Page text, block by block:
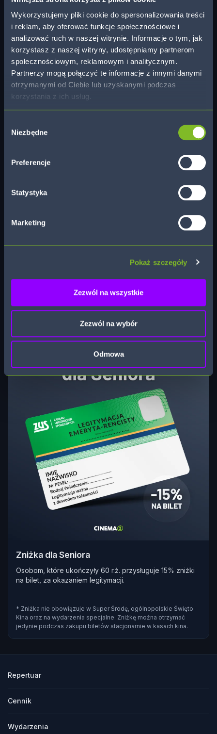
Wykorzystujemy pliki cookie do spersonalizowania treści
i reklam, aby oferować funkcje społecznościowe i
analizować ruch w naszej witrynie. Informacje o tym, jak
korzystasz z naszej witryny, udostępniamy partnerom
społecznościowym, reklamowym i analitycznym.
Partnerzy mogą połączyć te informacje z innymi danymi
otrzymanymi od Ciebie lub uzyskanymi podczas
korzystania z ich usług.
zgody
Niezbędne
Preferencje
Statystyka
Marketing
Pokaż szczegóły
Zezwól na wszystkie
Zezwól na wybór
Odmowa
Kina oraz na wydarzenia specjalne. Zniżkę można otrzymać
jedynie podczas zakupu biletów stacjonarnie w kasach kina.
Karta Mieszkańca Gdańska
Honorujemy Kartę Mieszkańca Gdańska, która upoważnia
Kina oraz na wydarzenia specjalne. Zniżkę można otrzymać
Zniżka dla Seniora
Osobom, które ukończyły 60 r.ż. przysługuje 15% zniżki
na bilet, za okazaniem legitymacji.
* Zniżka nie obowiązuje w Super Środę, ogólnopolskie Święto
Kina oraz na wydarzenia specjalne. Zniżkę można otrzymać
jedynie podczas zakupu biletów stacjonarnie w kasach kina.
Repertuar
Cennik
Wydarzenia